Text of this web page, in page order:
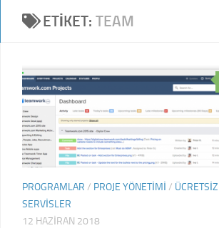
ETIKET: TEAM
PROGRAMLAR / PROJE YÖNETIMI / ÜCRETSIZ
SERVISLER
12 HAZIRAN 2018